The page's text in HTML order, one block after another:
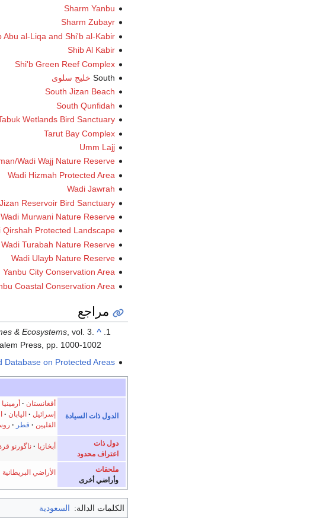
Sharm Yanbu
Sharm Zubayr
Abu al-Liqa and Shi'b al-Kabir
Shib Al Kabir
Shi'b Green Reef Complex
South خليج سلوى
South Jizan Beach
South Qunfidah
Wetlands Bird Sanctuary
Tarut Bay Complex
Umm Lajj
Wadi Wajj Nature Reserve
Wadi Hizmah Protected Area
Wadi Jawrah
Reservoir Bird Sanctuary
Wadi Murwani Nature Reserve
Qirshah Protected Landscape
Wadi Turabah Nature Reserve
Wadi Ulayb Nature Reserve
Yanbu City Conservation Area
Coastal Conservation Area
مراجع
^
& Ecosystems , vol. 3.
Press, pp. 1000-1002.
Database on Protected Areas
الدول ذات السيادة
أفغانستان أرمينيا
إسرائيل
اليابان
الفلپين
قطر
دول ذات
اعتراف محدود
أبخازيا ناگورنو
ملحقات
وأراضي أخرى
الأراضي
الكلمات الدالة: السعودية